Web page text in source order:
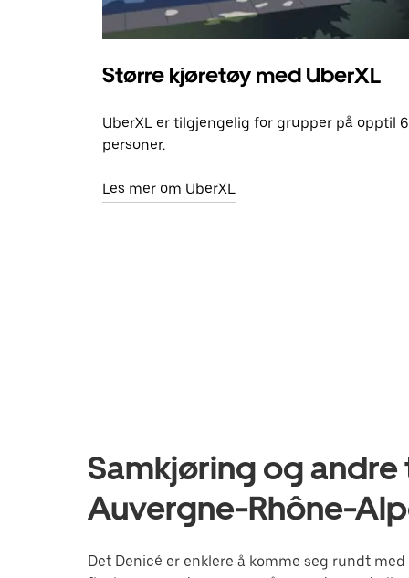
Større kjøretøy med UberXL
UberXL er tilgjengelig for grupper på opptil 6
personer.
Les mer om UberXL
Samkjøring og andre
Auvergne-Rhône-
Det Denicé er enklere å komme seg rundt